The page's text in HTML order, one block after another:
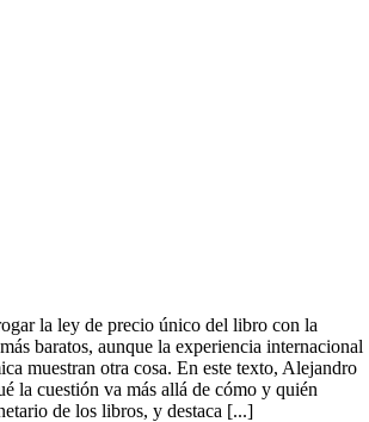
la ley de precio único del libro con la
baratos, aunque la experiencia internacional
muestran otra cosa. En este texto, Alejandro
la cuestión va más allá de cómo y quién
de los libros, y destaca [...]